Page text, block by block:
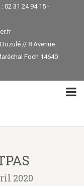
02 31 24 94 15 -
// 8 Avenue
Foch 14640
2020